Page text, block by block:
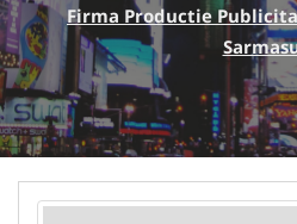
Firma Productie